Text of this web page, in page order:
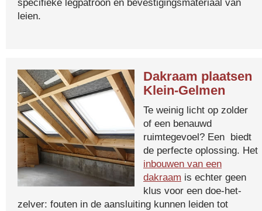
specifieke legpatroon en bevestigingsmateriaal van
leien.
Dakraam plaatsen
Klein-Gelmen
Te weinig licht op zolder
of een benauwd
ruimtegevoel? Een biedt
de perfecte oplossing. Het
inbouwen van een
dakraam is echter geen
klus voor een doe-het-
zelver: fouten in de aansluiting kunnen leiden tot